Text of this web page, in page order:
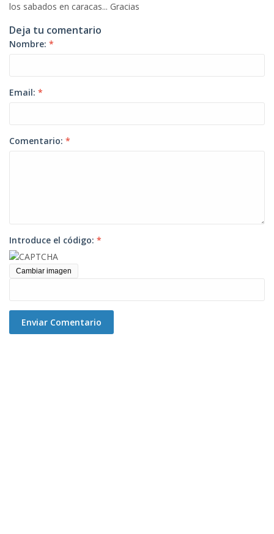
los sabados en caracas... Gracias
Deja tu comentario
Nombre: *
Email: *
Comentario: *
Introduce el código: *
Cambiar imagen
Enviar Comentario